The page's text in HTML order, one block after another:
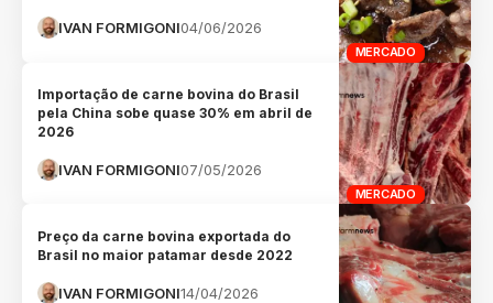
MERCADO
IVAN FORMIGONI04/06/2026
MERCADO
Importação de carne bovina do Brasil
pela China sobe quase 30% em abril de
2026
IVAN FORMIGONI07/05/2026
Preço da carne bovina exportada do
Brasil no maior patamar desde 2022
IVAN FORMIGONI14/04/2026